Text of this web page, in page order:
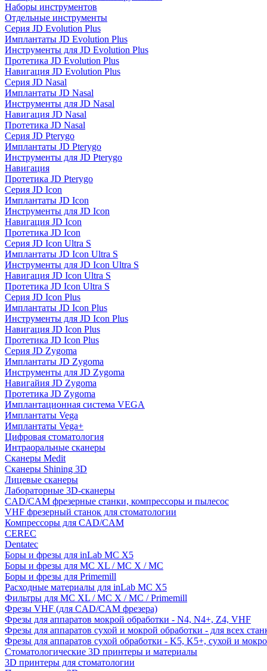
Наборы инструментов
Отдельные инструменты
Серия JD Evolution Plus
Имплантаты JD Evolution Plus
Инструменты для JD Evolution Plus
Протетика JD Evolution Plus
Навигация JD Evolution Plus
Серия JD Nasal
Имплантаты JD Nasal
Инструменты для JD Nasal
Навигация JD Nasal
Протетика JD Nasal
Серия JD Pterygo
Имплантаты JD Pterygo
Инструменты для JD Pterygo
Навигация
Протетика JD Pterygo
Серия JD Icon
Имплантаты JD Icon
Инструменты для JD Icon
Навигация JD Icon
Протетика JD Icon
Серия JD Icon Ultra S
Имплантаты JD Icon Ultra S
Инструменты для JD Icon Ultra S
Навигация JD Icon Ultra S
Протетика JD Icon Ultra S
Серия JD Icon Plus
Имплантаты JD Icon Plus
Инструменты для JD Icon Plus
Навигация JD Icon Plus
Протетика JD Icon Plus
Серия JD Zygoma
Имплантаты JD Zygoma
Инструменты для JD Zygoma
Навигайия JD Zygoma
Протетика JD Zygoma
Имплантационная система VEGA
Имплантаты Vega
Имплантаты Vega+
Цифровая стоматология
Интраоральные сканеры
Сканеры Medit
Сканеры Shining 3D
Лицевые сканеры
Лабораторные 3D-сканеры
CAD/CAM фрезерные станки, компрессоры и пылесос
VHF фрезерный станок для стоматологии
Компрессоры для CAD/CAM
CEREC
Dentatec
Боры и фрезы для inLab MC X5
Боры и фрезы для MC XL / MC X / MC
Боры и фрезы для Primemill
Расходные материалы для inLab MC X5
Фильтры для MC XL / MC X / MC / Primemill
Фрезы VHF (для CAD/CAM фрезера)
Фрезы для аппаратов мокрой обработки - N4, N4+, Z4, VHF
Фрезы для аппаратов сухой и мокрой обработки - для всех
Фрезы для аппаратов сухой обработки - K5, K5+, сухой и
Стоматологические 3D принтеры и материалы
3D принтеры для стоматологии